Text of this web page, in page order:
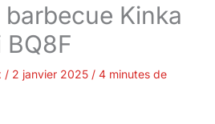
barbecue Kinka
BQ8F
/ 2 janvier 2025 / 4 minutes de